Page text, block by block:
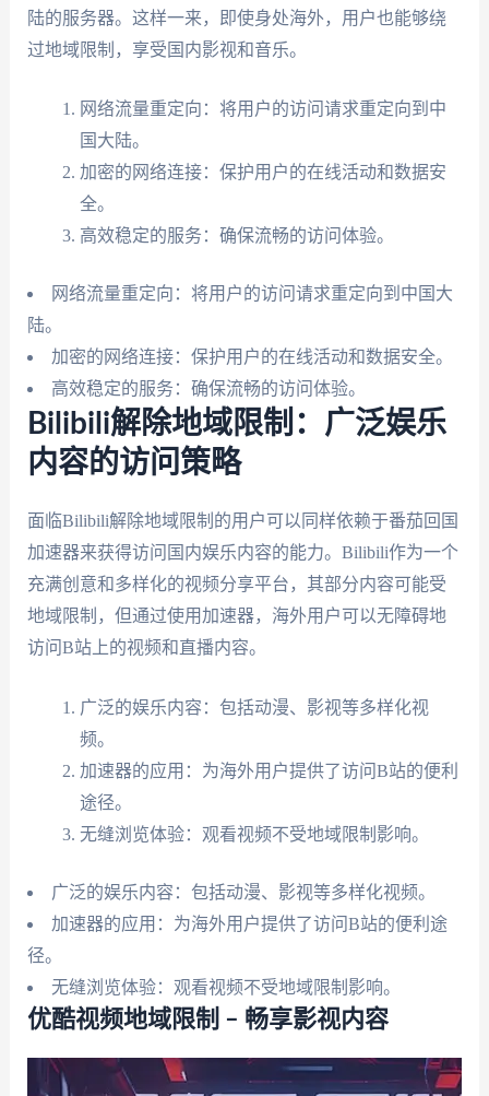
陆的服务器。这样一来，即使身处海外，用户也能够绕
过地域限制，享受国内影视和音乐。
网络流量重定向：将用户的访问请求重定向到中
国大陆。
加密的网络连接：保护用户的在线活动和数据安
全。
高效稳定的服务：确保流畅的访问体验。
网络流量重定向：将用户的访问请求重定向到中国大
陆。
加密的网络连接：保护用户的在线活动和数据安全。
高效稳定的服务：确保流畅的访问体验。
Bilibili解除地域限制：广泛娱乐
内容的访问策略
面临Bilibili解除地域限制的用户可以同样依赖于番茄回国
加速器来获得访问国内娱乐内容的能力。Bilibili作为一个
充满创意和多样化的视频分享平台，其部分内容可能受
地域限制，但通过使用加速器，海外用户可以无障碍地
访问B站上的视频和直播内容。
广泛的娱乐内容：包括动漫、影视等多样化视
频。
加速器的应用：为海外用户提供了访问B站的便利
途径。
无缝浏览体验：观看视频不受地域限制影响。
广泛的娱乐内容：包括动漫、影视等多样化视频。
加速器的应用：为海外用户提供了访问B站的便利途
径。
无缝浏览体验：观看视频不受地域限制影响。
优酷视频地域限制 – 畅享影视内容